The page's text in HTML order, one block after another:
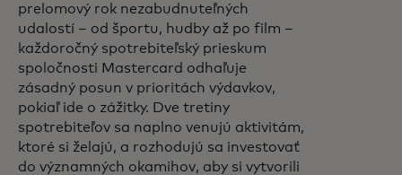
prelomový rok nezabudnuteľných
udalostí – od športu, hudby až po film –
každoročný spotrebiteľský prieskum
spoločnosti Mastercard odhaľuje
zásadný posun v prioritách výdavkov,
pokiaľ ide o zážitky. Dve tretiny
spotrebiteľov sa naplno venujú aktivitám,
ktoré si želajú, a rozhodujú sa investovať
do významných okamihov, aby si vytvorili